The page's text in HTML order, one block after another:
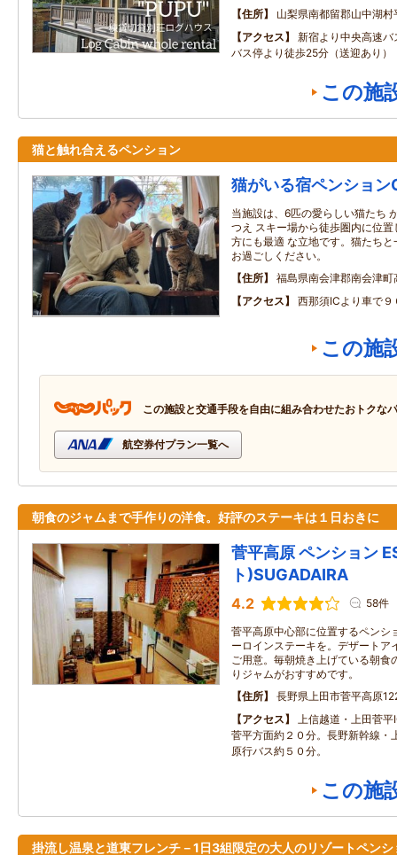
住所
山梨県南都留郡山中湖
アクセス
新宿より中央高速
バス停より徒歩25分（送迎あり）
この施
猫と触れ合えるペンション
猫がいる宿ペンション
当施設は、6匹の愛らしい猫たち
つえ スキー場から徒歩圏内に位
方にも最適 な立地です。猫たち
お過ごしください。
住所
福島県南会津郡南会津町
アクセス
西那須ICより車で９
この施
この施設と交通手段を自由に組み合わせたおトクな
航空券付プラン一覧へ
朝食のジャムまで手作りの洋食。好評のステーキは１日おきに
菅平高原 ペンション
ト)SUGADAIRA
4.2 58件
菅平高原中心部に位置するペンシ
ーロインステーキを。デザートア
ご用意。毎朝焼き上げている朝食
りジャムがおすすめです。
住所
長野県上田市菅平高原
アクセス
上信越道・上田菅
菅平方面約２０分。長野新幹線・
原行バス約５０分。
この施
掛流し温泉と道東フレンチ－1日3組限定の大人のリゾートペンシ